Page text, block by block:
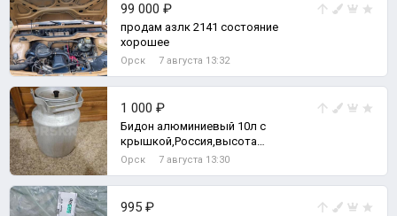
99 000 ₽
продам азлк 2141 состояние
хорошее
Орск 7 августа 13:32
1 000 ₽
Бидон алюминиевый 10л с
крышкой,Россия,высота
32см,диаметр 22см,горло
Орск 7 августа 13:30
995 ₽